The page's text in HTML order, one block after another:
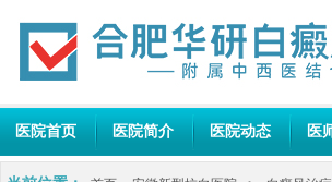
医院首页 医院简介 医院动态 医